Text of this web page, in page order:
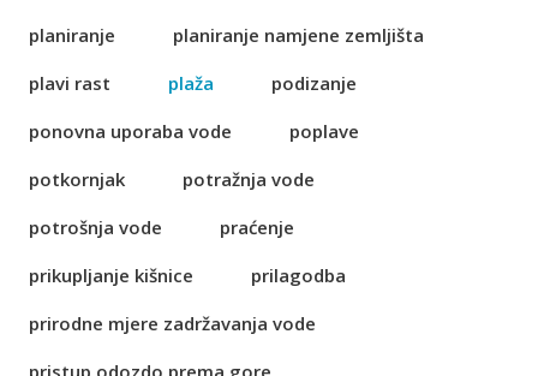
planiranje
planiranje namjene zemljišta
plavi rast
plaža
podizanje
ponovna uporaba vode
poplave
potkornjak
potražnja vode
potrošnja vode
praćenje
prikupljanje kišnice
prilagodba
prirodne mjere zadržavanja vode
pristup odozdo prema gore